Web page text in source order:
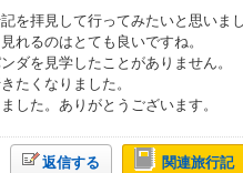
を拝見して行ってみたいと思いまし
れるのはとても良いですね。
ダを見学したことがありません。
たくなりました。
した。ありがとうございます。
返信する 関連旅行記